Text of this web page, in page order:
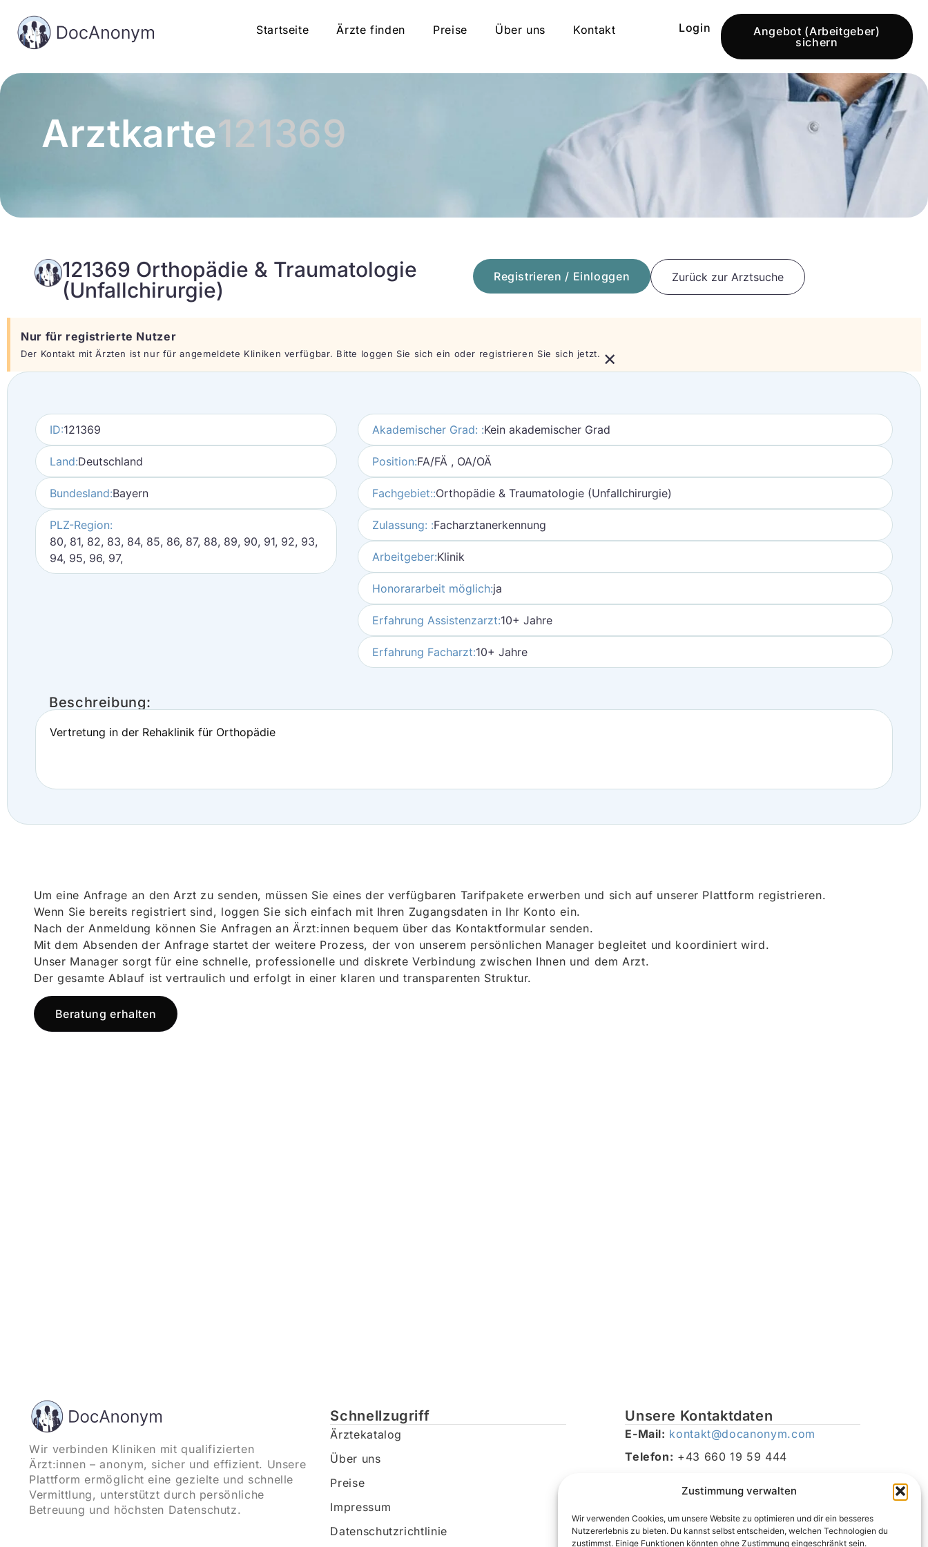
Zustimmung verwalten
Wir verwenden Cookies, um unsere Website zu optimieren und dir ein besseres
Nutzererlebnis zu bieten. Du kannst selbst entscheiden, welchen Technologien du
zustimmst. Einige Funktionen könnten ohne Zustimmung eingeschränkt sein.
Startseite Ärzte finden Preise Über uns Kontakt Login
Angebot (Arbeitgeber)
sichern
Arztkarte121369
121369 Orthopädie & Traumatologie
(Unfallchirurgie)
Registrieren / Einloggen Zurück zur Arztsuche
Nur für registrierte Nutzer
Der Kontakt mit Ärzten ist nur für angemeldete Kliniken verfügbar. Bitte loggen Sie sich ein oder registrieren Sie sich jetzt. ×
ID:121369
Land:Deutschland
Bundesland:Bayern
PLZ-Region:
80, 81, 82, 83, 84, 85, 86, 87, 88, 89, 90, 91, 92, 93,
94, 95, 96, 97,
Akademischer Grad: :Kein akademischer Grad
Position:FA/FÄ , OA/OÄ
Fachgebiet::Orthopädie & Traumatologie (Unfallchirurgie)
Zulassung: :Facharztanerkennung
Arbeitgeber:Klinik
Honorararbeit möglich:ja
Erfahrung Assistenzarzt:10+ Jahre
Erfahrung Facharzt:10+ Jahre
Beschreibung:
Vertretung in der Rehaklinik für Orthopädie
Um eine Anfrage an den Arzt zu senden, müssen Sie eines der verfügbaren Tarifpakete erwerben und sich auf unserer Plattform registrieren.
Wenn Sie bereits registriert sind, loggen Sie sich einfach mit Ihren Zugangsdaten in Ihr Konto ein.
Nach der Anmeldung können Sie Anfragen an Ärzt:innen bequem über das Kontaktformular senden.
Mit dem Absenden der Anfrage startet der weitere Prozess, der von unserem persönlichen Manager begleitet und koordiniert wird.
Unser Manager sorgt für eine schnelle, professionelle und diskrete Verbindung zwischen Ihnen und dem Arzt.
Der gesamte Ablauf ist vertraulich und erfolgt in einer klaren und transparenten Struktur.
Beratung erhalten
Wir verbinden Kliniken mit qualifizierten
Ärzt:innen – anonym, sicher und effizient. Unsere
Plattform ermöglicht eine gezielte und schnelle
Vermittlung, unterstützt durch persönliche
Betreuung und höchsten Datenschutz.
Schnellzugriff
Ärztekatalog
Über uns
Preise
Impressum
Datenschutzrichtlinie
Unsere Kontaktdaten
E-Mail: kontakt@docanonym.com
Telefon: +43 660 19 59 444
Traunsee, Österreich